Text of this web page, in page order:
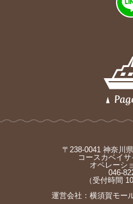
〒238-0041 神奈川
コースカベイ
オペレーシ
046-
（受付時間
運営会社：横須賀モー